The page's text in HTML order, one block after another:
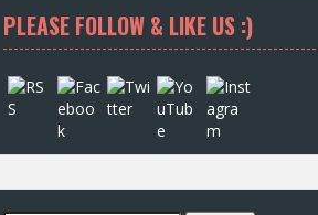
PLEASE FOLLOW & LIKE US :)